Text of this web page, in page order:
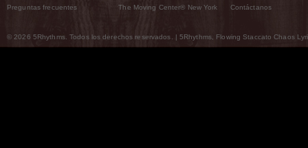
Preguntas frecuentes
The Moving Center® New York
Contáctanos
© 2026 5Rhythms. Todos los derechos reservados. | 5Rhythms, Flowing Staccato Chaos